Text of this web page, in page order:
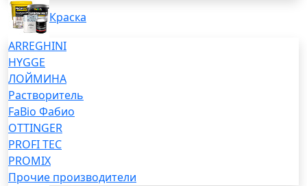
Краска
ARREGHINI
HYGGE
ЛОЙМИНА
Растворитель
FaBio Фабио
OTTINGER
PROFI TEC
PROMIX
Прочие производители